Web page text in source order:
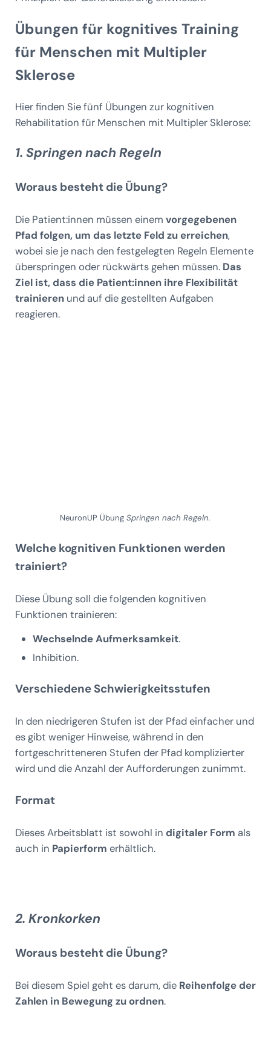
Übungen für kognitives Training
für Menschen mit Multipler
Sklerose
Hier finden Sie fünf Übungen zur kognitiven
Rehabilitation für Menschen mit Multipler Sklerose:
1. Springen nach Regeln
Woraus besteht die Übung?
Die Patient:innen müssen einem vorgegebenen
Pfad folgen, um das letzte Feld zu erreichen,
wobei sie je nach den festgelegten Regeln Elemente
überspringen oder rückwärts gehen müssen. Das
Ziel ist, dass die Patient:innen ihre Flexibilität
trainierenund auf die gestellten Aufgaben
reagieren.
NeuronUP ÜbungSpringen nach Regeln.
Welche kognitiven Funktionen werden
trainiert?
Diese Übung soll die folgenden kognitiven
Funktionen trainieren:
Wechselnde Aufmerksamkeit.
Inhibition.
Verschiedene Schwierigkeitsstufen
In den niedrigeren Stufen ist der Pfad einfacher und
es gibt weniger Hinweise, während in den
fortgeschritteneren Stufen der Pfad komplizierter
wird und die Anzahl der Aufforderungen zunimmt.
Format
Dieses Arbeitsblatt ist sowohl in digitaler Form als
auch in Papierform erhältlich.
2. Kronkorken
Woraus besteht die Übung?
Bei diesem Spiel geht es darum, die Reihenfolge der
Zahlen in Bewegung zu ordnen.